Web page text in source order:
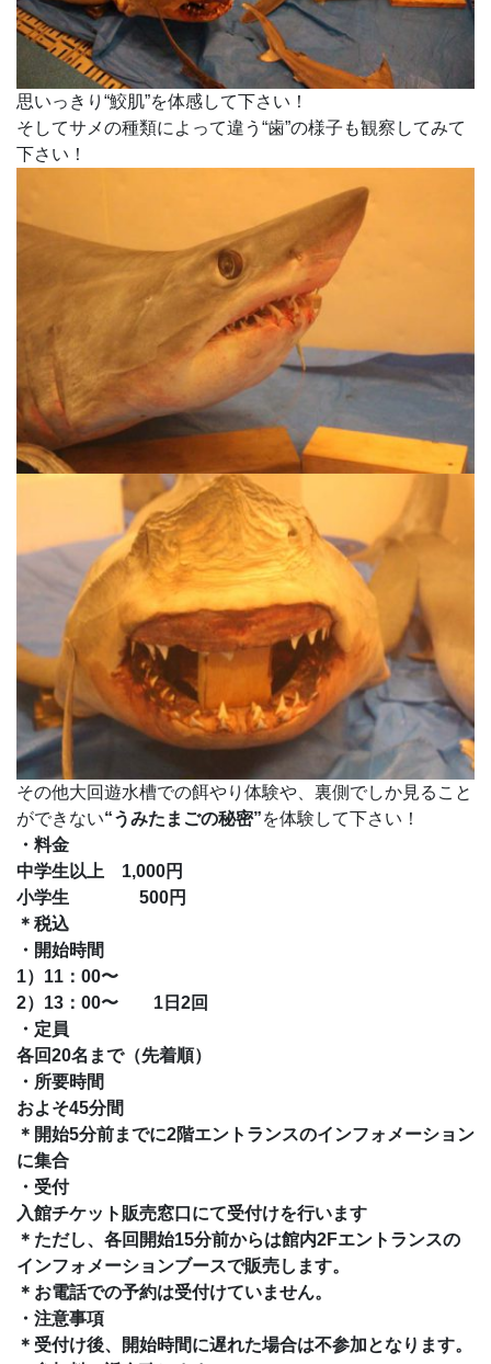
思いっきり“鮫肌”を体感して下さい！
そしてサメの種類によって違う“歯”の様子も観察してみて
下さい！
その他大回遊水槽での餌やり体験や、裏側でしか見ること
ができない“うみたまごの秘密”を体験して下さい！
・料金
中学生以上 1,000円
小学生 500円
＊税込
・開始時間
1）11：00〜
2）13：00〜 1日2回
・定員
各回20名まで（先着順）
・所要時間
およそ45分間
＊開始5分前までに2階エントランスのインフォメーション
に集合
・受付
入館チケット販売窓口にて受付けを行います
＊ただし、各回開始15分前からは館内2Fエントランスの
インフォメーションブースで販売します。
＊お電話での予約は受付けていません。
・注意事項
＊受付け後、開始時間に遅れた場合は不参加となります。